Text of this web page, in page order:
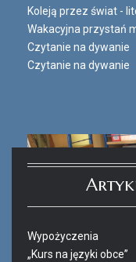
Koleją przez świat -
Wakacyjna przystań
Czytanie na dywanie
Czytanie na dywanie
Wypożyczenia
„Kurs na języki obce”